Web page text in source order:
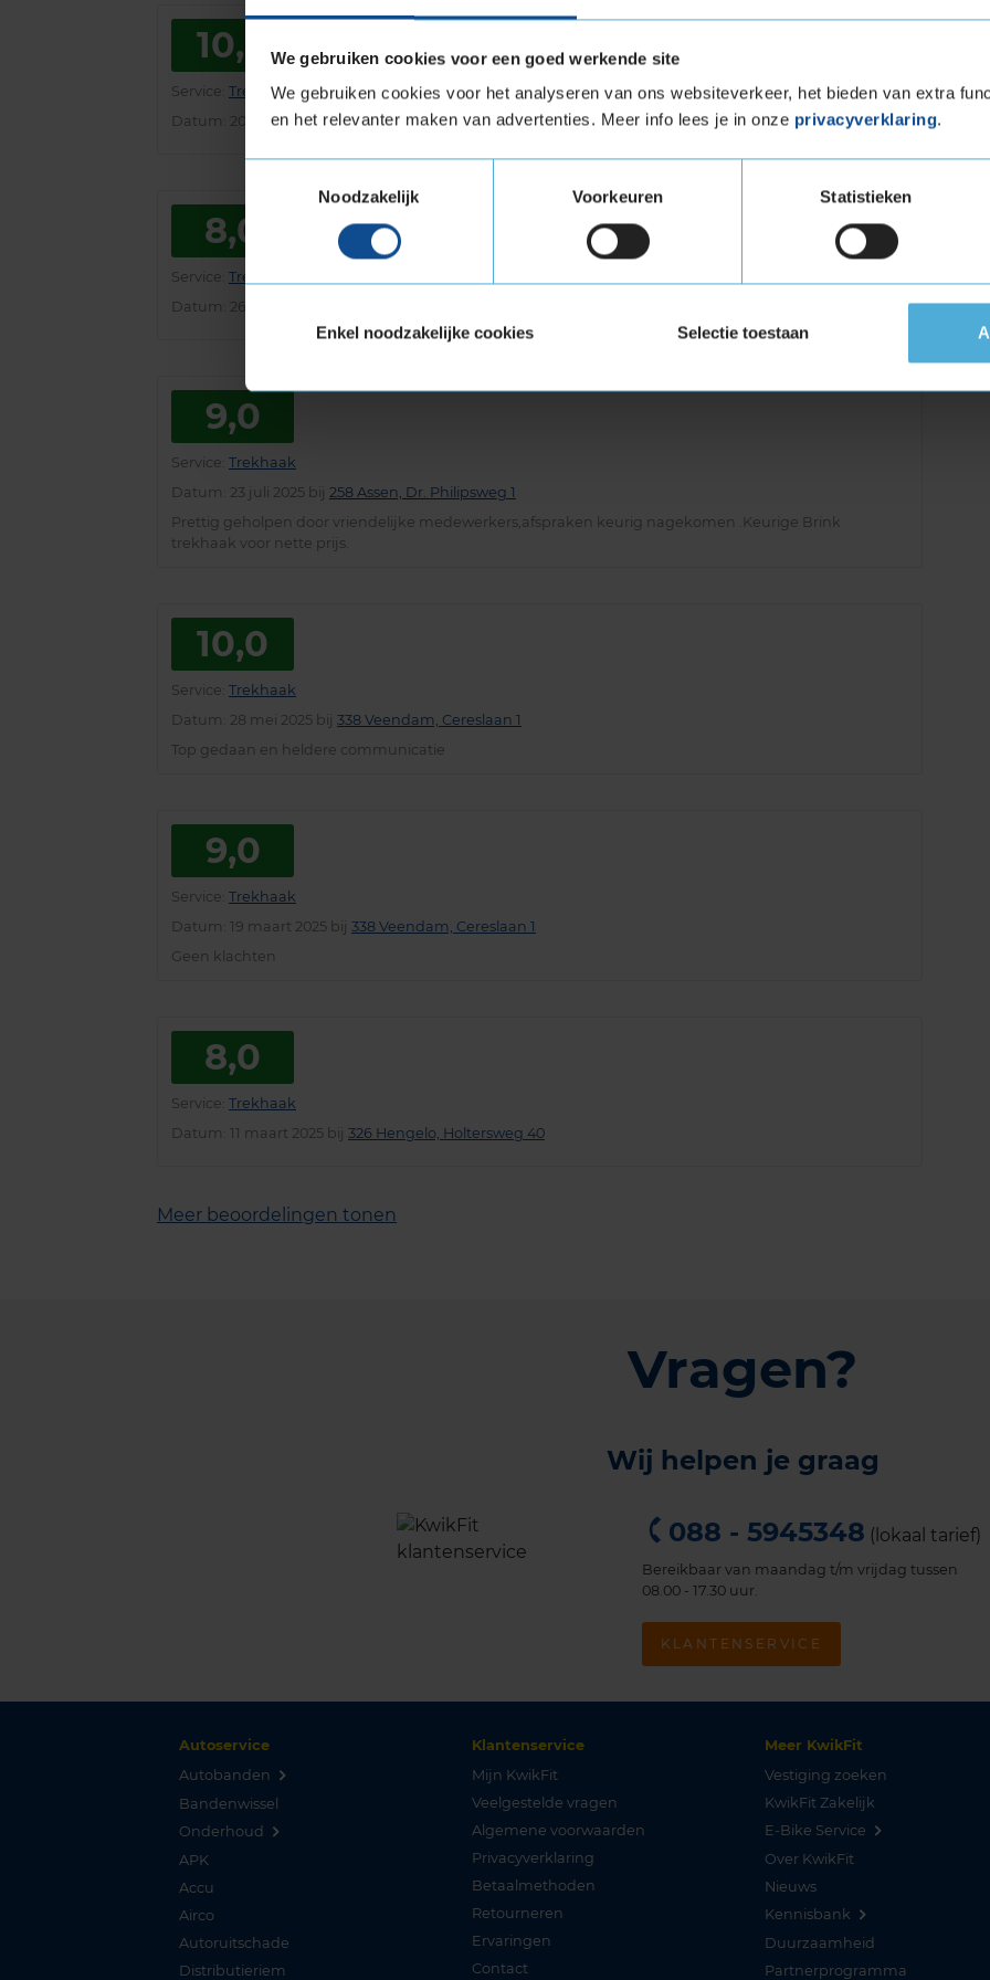
We gebruiken cookies voor een goed werkende site
We gebruiken cookies voor het analyseren van ons websiteverkeer, het bieden van extra
en het relevanter maken van advertenties. Meer info lees je in onze privacyverklaring.
Noodzakelijk
Voorkeuren Statistieken
Enkel noodzakelijke cookies Selectie toestaan
10,0
Service Trekhaak
Datum
: 20 oktober 2025 bij436 Zwolle, Burg. Roelenweg 15
8,0
Service Trekhaak
Datum
: 26 augustus 2025 bij
9,0
Service Trekhaak
Datum
: 23 juli 2025 bij 258 Assen, Dr. Philipsweg 1
Prettig geholpen door vriendelijke medewerkers,afspraken keurig nagekomen .Keurige Brink
trekhaak voor nette prijs.
10,0
Service Trekhaak
Datum
: 28 mei 2025 bij 338 Veendam, Cereslaan 1
Top gedaan en heldere communicatie
9,0
Service Trekhaak
Datum : 19 maart 2025 bij 338 Veendam, Cereslaan 1
Geen klachten
8,0
Service Trekhaak
Datum : 11 maart 2025 bij 326 Hengelo, Holtersweg 40
Meer beoordelingen tonen
Vragen?
Wij helpen je graag
088 - 5945348 (lokaal tarief)
Bereikbaar van maandag t/m vrijdag tussen
08.00 - 17.30 uur.
KLANTENSERVICE
Autoservice
Autobanden
Bandenwissel
Onderhoud
APK
Accu
Airco
Autoruitschade
Distributieriem
Klantenservice
Mijn KwikFit
Veelgestelde vragen
Algemene voorwaarden
Privacyverklaring
Betaalmethoden
Retourneren
Ervaringen
Contact
Meer KwikFit
Vestiging zoeken
KwikFit Zakelijk
E-Bike Service
Over KwikFit
Nieuws
Kennisbank
Duurzaamheid
Partnerprogramma